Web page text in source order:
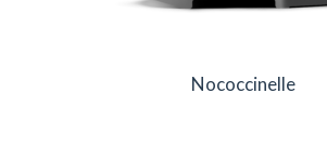
Nococcinelle